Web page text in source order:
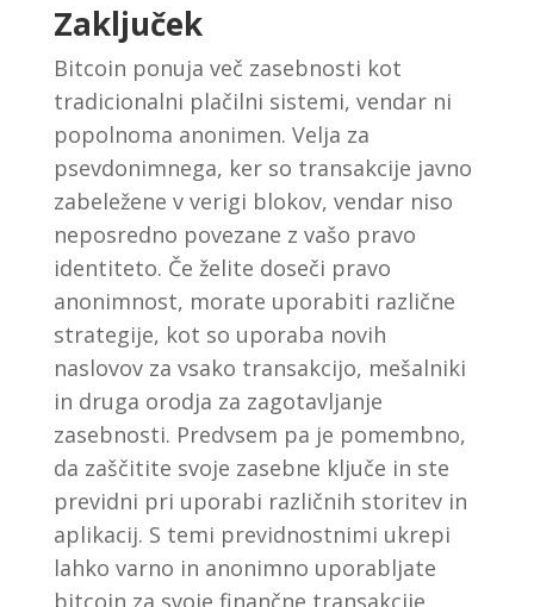
Zaključek
Bitcoin ponuja več zasebnosti kot
tradicionalni plačilni sistemi, vendar ni
popolnoma anonimen. Velja za
psevdonimnega, ker so transakcije javno
zabeležene v verigi blokov, vendar niso
neposredno povezane z vašo pravo
identiteto. Če želite doseči pravo
anonimnost, morate uporabiti različne
strategije, kot so uporaba novih
naslovov za vsako transakcijo, mešalniki
in druga orodja za zagotavljanje
zasebnosti. Predvsem pa je pomembno,
da zaščitite svoje zasebne ključe in ste
previdni pri uporabi različnih storitev in
aplikacij. S temi previdnostnimi ukrepi
lahko varno in anonimno uporabljate
bitcoin za svoje finančne transakcije.